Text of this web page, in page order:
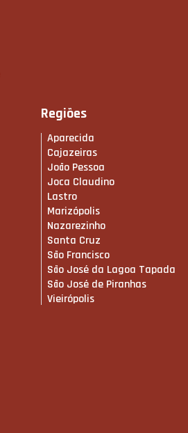
Regiões
Aparecida
Cajazeiras
João Pessoa
Joca Claudino
Lastro
Marizópolis
Nazarezinho
Santa Cruz
São Francisco
São José da Lagoa Tapada
São José de Piranhas
Vieirópolis